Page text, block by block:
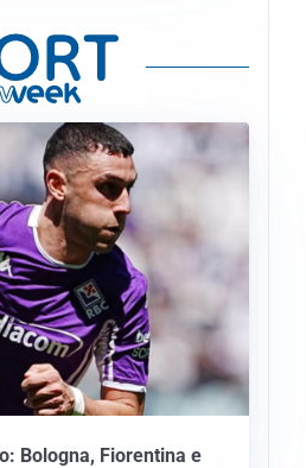
Bologna, Fiorentina e